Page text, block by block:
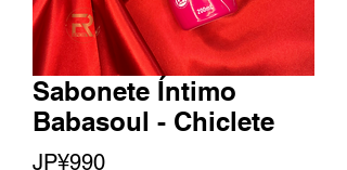
Sabonete Íntimo
Babasoul - Chiclete
JP¥990Harga